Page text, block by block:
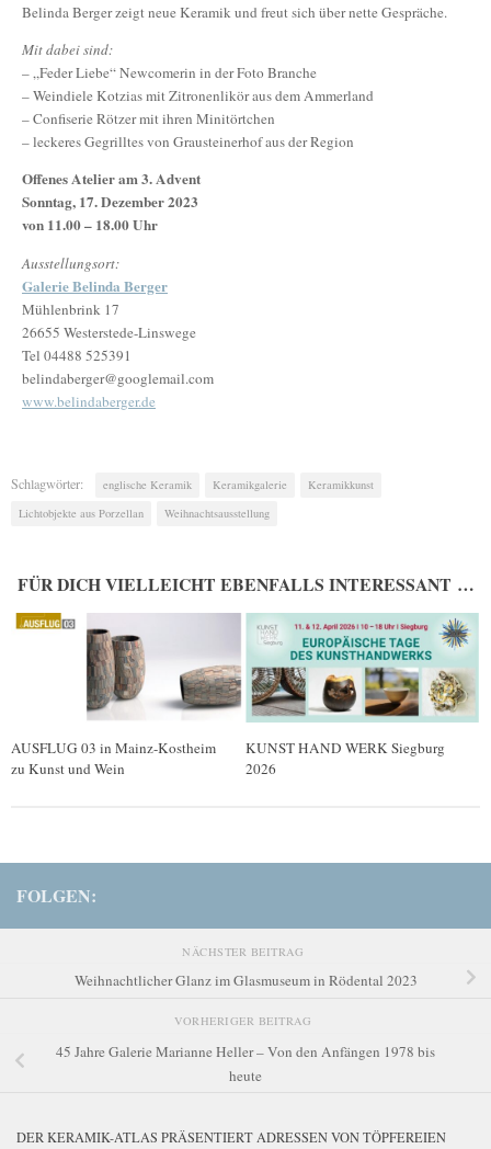
Belinda Berger zeigt neue Keramik und freut sich über nette Gespräche.
Mit dabei sind:
– „Feder Liebe“ Newcomerin in der Foto Branche
– Weindiele Kotzias mit Zitronenlikör aus dem Ammerland
– Confiserie Rötzer mit ihren Minitörtchen
– leckeres Gegrilltes von Grausteinerhof aus der Region
Offenes Atelier am 3. Advent
Sonntag, 17. Dezember 2023
von 11.00 – 18.00 Uhr
Ausstellungsort:
Galerie Belinda Berger
Mühlenbrink 17
26655 Westerstede-Linswege
Tel 04488 525391
belindaberger@googlemail.com
www.belindaberger.de
Schlagwörter: englische Keramik Keramikgalerie
Keramikkunst
Lichtobjekte aus Porzellan
Weihnachtsausstellung
FÜR DICH VIELLEICHT EBENFALLS INTERESSANT …
AUSFLUG 03 in Mainz-Kostheim
zu Kunst und Wein
KUNST HAND WERK Siegburg
2026
FOLGEN:
NÄCHSTER BEITRAG
Weihnachtlicher Glanz im Glasmuseum in Rödental 2023
VORHERIGER BEITRAG
45 Jahre Galerie Marianne Heller – Von den Anfängen 1978 bis
heute
DER KERAMIK-ATLAS PRÄSENTIERT ADRESSEN VON TÖPFEREIEN